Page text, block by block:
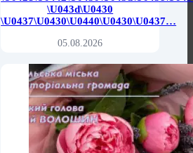
\u043d\u0430
\u0437\u0430\u0440\u0430\u0437…
05.08.2026